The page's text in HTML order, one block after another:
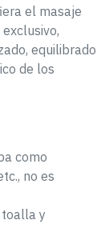
el masaje
equilibrado
de los
como
no es
y